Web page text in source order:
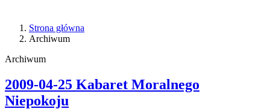
Strona główna
Archiwum
Archiwum
2009-04-25 Kabaret Moralnego
Niepokoju